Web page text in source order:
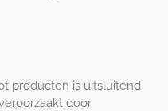
producten is uitsluitend
door